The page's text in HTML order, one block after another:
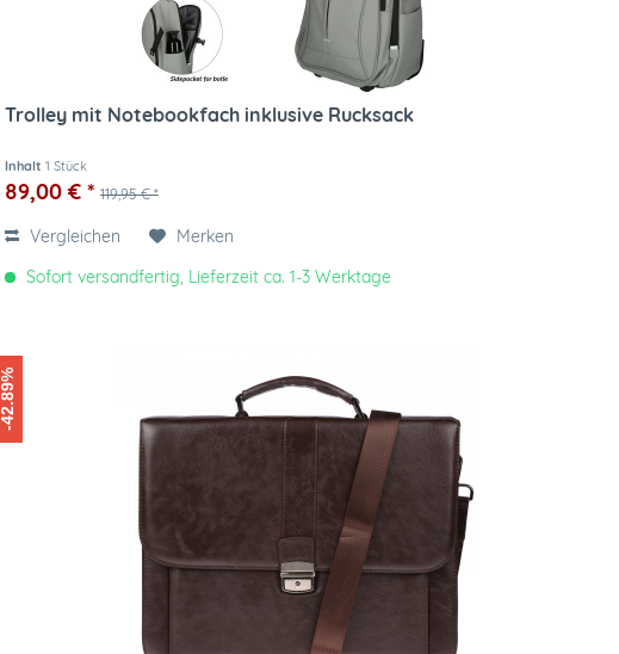
Trolley mit Notebookfach inklusive Rucksack
Inhalt 1 Stück
89,00 € * 119,95 € *
Vergleichen
Merken
Sofort versandfertig, Lieferzeit ca. 1-3 Werktage
-42.89%